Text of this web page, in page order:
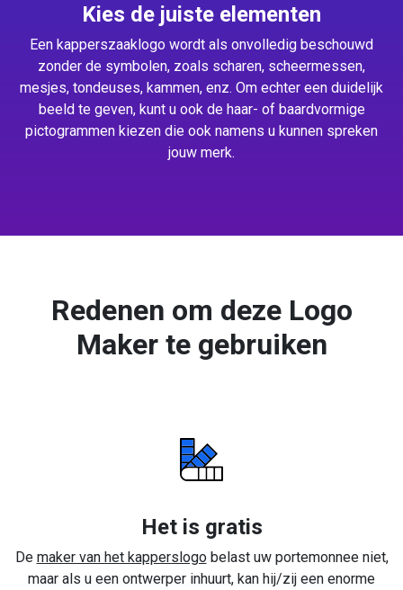
Kies de juiste elementen
Een kapperszaaklogo wordt als onvolledig beschouwd
zonder de symbolen, zoals scharen, scheermessen,
mesjes, tondeuses, kammen, enz. Om echter een duidelijk
beeld te geven, kunt u ook de haar- of baardvormige
pictogrammen kiezen die ook namens u kunnen spreken
jouw merk.
Redenen om deze Logo
Maker te gebruiken
Het is gratis
De maker van het kapperslogobelast uw portemonnee niet,
maar als u een ontwerper inhuurt, kan hij/zij een enorme